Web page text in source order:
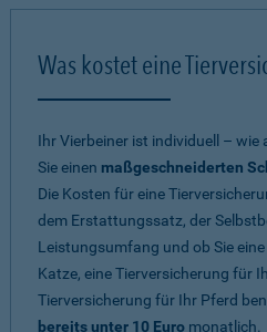
Was kostet eine
Ihr Vierbeiner ist individuell – wie
Sie einen maßgeschneiderten
Die Kosten für eine
dem Erstattungssatz, der
Leistungsumfang und ob Sie
Katze, eine Tierversicherung für
Tierversicherung für Ihr Pferd
bereits unter 10 Euro monatlich.